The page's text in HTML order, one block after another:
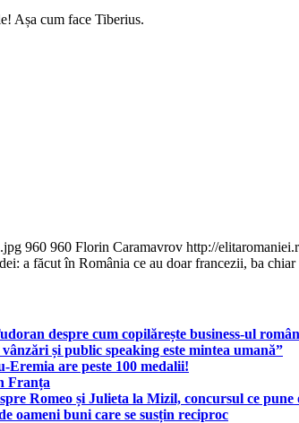
Așa cum face Tiberius.
960 960 Florin Caramavrov http://
a făcut în România ce au doar francezii, ba
despre cum copilărește business-ul
și public speaking este mintea umană”
are peste 100 medalii!
Franța
Romeo și Julieta la Mizil, concursul ce
oameni buni care se susțin reciproc